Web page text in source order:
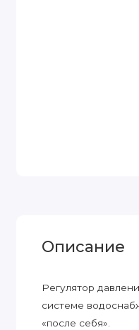
Описание
Регулятор
системе
«после себя».